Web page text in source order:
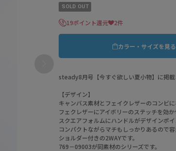
SOLD OUT
19ポイント還元 2件
カラー・サイズを見る
steady8月号【今すぐ欲しい夏小物】に掲載
【デザイン】
キャンバス素材とフェイクレザーのコンビ
フェクレザーにアイボリーのステッチを効か
スクエアフォルムにハンドルがデザインポイ
コンパクトながらマチもしっかりあるので容
ショルダー付きの2WAYです。
769－09003が同素材のシリーズです。